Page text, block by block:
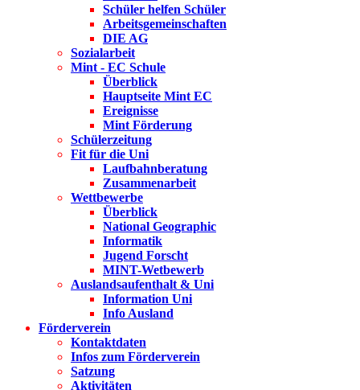
Schüler helfen Schüler
Arbeitsgemeinschaften
DIE AG
Sozialarbeit
Mint - EC Schule
Überblick
Hauptseite Mint EC
Ereignisse
Mint Förderung
Schülerzeitung
Fit für die Uni
Laufbahnberatung
Zusammenarbeit
Wettbewerbe
Überblick
National Geographic
Informatik
Jugend Forscht
MINT-Wetbewerb
Auslandsaufenthalt & Uni
Information Uni
Info Ausland
Förderverein
Kontaktdaten
Infos zum Förderverein
Satzung
Aktivitäten